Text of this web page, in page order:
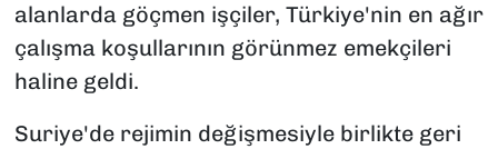
alanlarda göçmen işçiler, Türkiye'nin en ağır
çalışma koşullarının görünmez emekçileri
haline geldi.
Suriye'de rejimin değişmesiyle birlikte geri